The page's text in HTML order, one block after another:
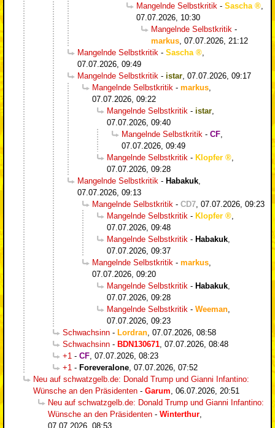
Mangelnde Selbstkritik - Sascha
07.07.2026, 10:30
Mangelnde Selbstkritik -
markus 07.07.2026, 21:12
Mangelnde Selbstkritik - Sascha
07.07.2026, 09:49
Mangelnde Selbstkritik - istar 07.07.2026, 09:17
Mangelnde Selbstkritik - markus
07.07.2026, 09:22
Mangelnde Selbstkritik - istar
07.07.2026, 09:40
Mangelnde Selbstkritik - CF
07.07.2026, 09:49
Mangelnde Selbstkritik - Klopfer
07.07.2026, 09:28
Mangelnde Selbstkritik - Habakuk
07.07.2026, 09:13
Mangelnde Selbstkritik - CD7 07.07.2026, 09:23
Mangelnde Selbstkritik - Klopfer
07.07.2026, 09:48
Mangelnde Selbstkritik - Habakuk
07.07.2026, 09:37
Mangelnde Selbstkritik - markus
07.07.2026, 09:20
Mangelnde Selbstkritik - Habakuk
07.07.2026, 09:28
Mangelnde Selbstkritik - Weeman
07.07.2026, 09:23
Schwachsinn - Lordran 07.07.2026, 08:58
Schwachsinn - BDN130671 07.07.2026, 08:48
+1 - CF 07.07.2026, 08:23
+1 - Foreveralone 07.07.2026, 07:52
Neu auf schwatzgelb.de: Donald Trump und Gianni Infantino:
Wünsche an den Präsidenten - Garum 06.07.2026, 20:51
Neu auf schwatzgelb.de: Donald Trump und Gianni Infantino:
Wünsche an den Präsidenten - Winterthur
07.07.2026, 08:53